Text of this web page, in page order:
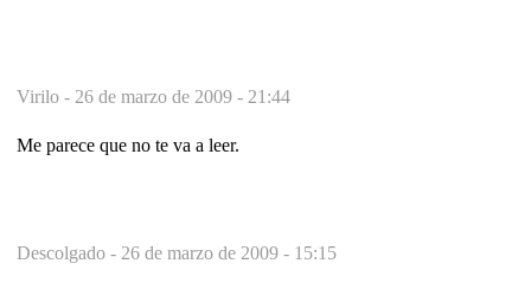
Virilo - 26 de marzo de 2009 - 21:44
Me parece que no te va a leer.
Descolgado - 26 de marzo de 2009 - 15:15